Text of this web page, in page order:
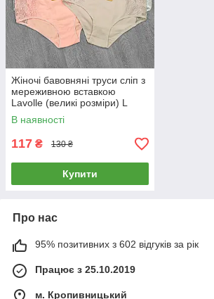
Жіночі бавовняні труси сліп з
мереживною вставкою
Lavolle (великі розміри) L
В наявності
117 ₴ 130 ₴
Купити
Про нас
95% позитивних з 602 відгуків за рік
Працює з 25.10.2019
м. Кропивницький